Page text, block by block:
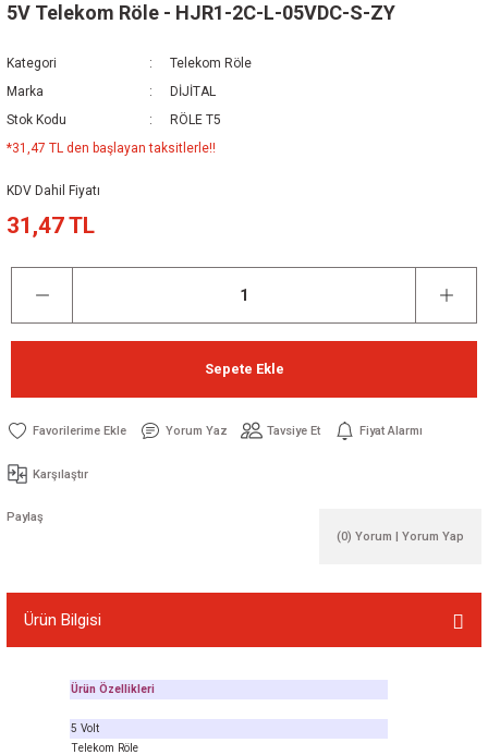
5V Telekom Röle - HJR1-2C-L-05VDC-S-ZY
Kategori
Telekom Röle
Marka
DİJİTAL
Stok Kodu
RÖLE T5
*31,47 TL den başlayan taksitlerle!!
KDV Dahil Fiyatı
31,47 TL
Sepete Ekle
Yorum Yaz Tavsiye Et Fiyat Alarmı
Karşılaştır
Paylaş
(0) Yorum | Yorum Yap
Ürün Bilgisi
Ürün Özellikleri
5 Volt
Telekom Röle